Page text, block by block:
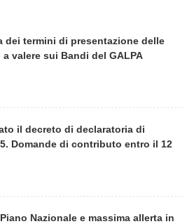
dei termini di presentazione delle
valere sui Bandi del GALPA
il decreto di declaratoria di
Domande di contributo entro il 12
Nazionale e massima allerta in